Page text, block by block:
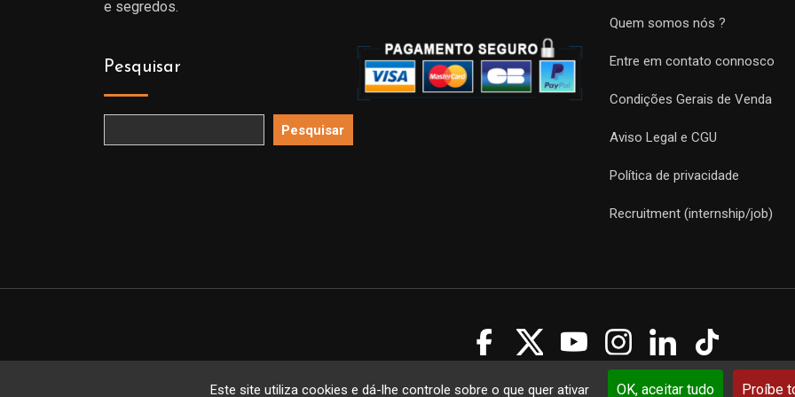
Este site utiliza cookies e dá-lhe controle sobre o que quer ativar OK, aceitar tudo Proíbe
e segredos.
Pesquisar
Pesquisar
Quem somos nós ?
Entre em contato connosco
Condições Gerais de Venda
Aviso Legal e CGU
Política de privacidade
Recruitment (internship/job)
Copyright Guides 2021. Tous droits réservés. Développement web sur mesure